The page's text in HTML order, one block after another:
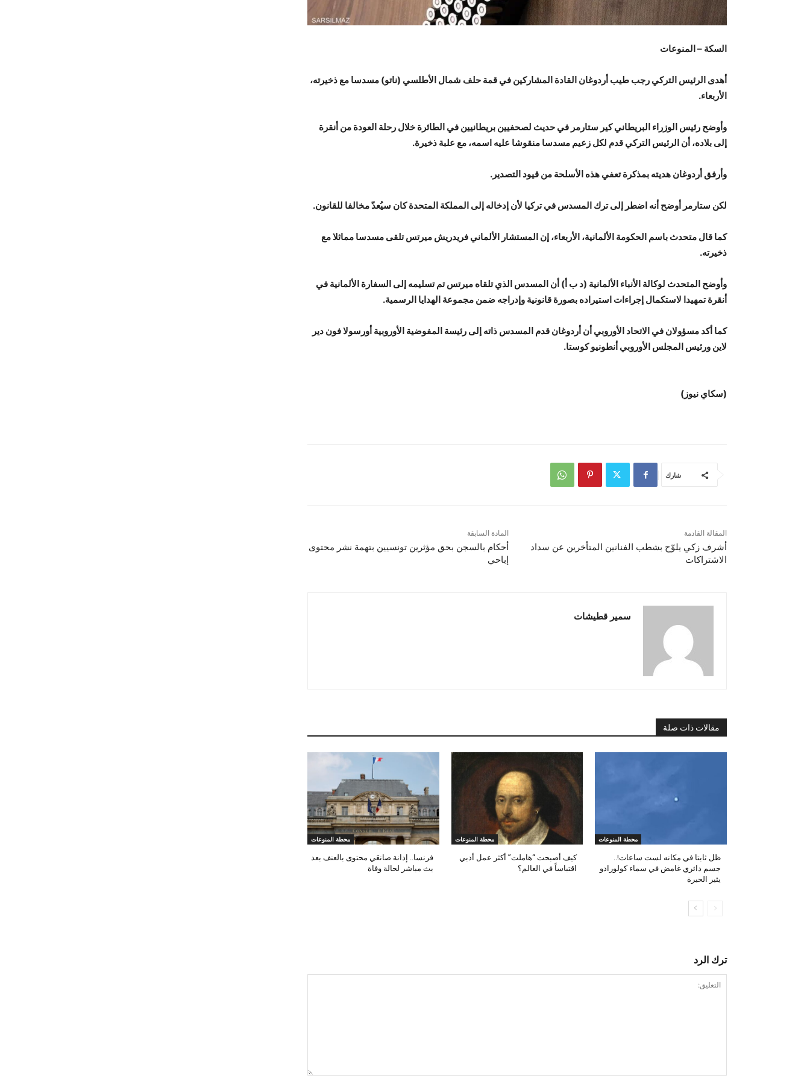
السكة – المنوعات
أهدى الرئيس التركي رجب طيب أردوغان القادة المشاركين في قمة حلف شمال الأطلسي (ناتو) مسدسا مع ذخيرته،
الأربعاء.
وأوضح رئيس الوزراء البريطاني كير ستارمر في حديث لصحفيين بريطانيين في الطائرة خلال رحلة العودة من أنقرة
إلى بلاده، أن الرئيس التركي قدم لكل زعيم مسدسا منقوشا عليه اسمه، مع علبة ذخيرة.
وأرفق أردوغان هديته بمذكرة تعفي هذه الأسلحة من قيود التصدير.
لكن ستارمر أوضح أنه اضطر إلى ترك المسدس في تركيا لأن إدخاله إلى المملكة المتحدة كان سيُعدّ مخالفا للقانون.
كما قال متحدث باسم الحكومة الألمانية، الأربعاء، إن المستشار الألماني فريدريش ميرتس تلقى مسدسا مماثلا مع
ذخيرته.
وأوضح المتحدث لوكالة الأنباء الألمانية (د ب أ) أن المسدس الذي تلقاه ميرتس تم تسليمه إلى السفارة الألمانية في
أنقرة تمهيدا لاستكمال إجراءات استيراده بصورة قانونية وإدراجه ضمن مجموعة الهدايا الرسمية.
كما أكد مسؤولان في الاتحاد الأوروبي أن أردوغان قدم المسدس ذاته إلى رئيسة المفوضية الأوروبية أورسولا فون دير
لاين ورئيس المجلس الأوروبي أنطونيو كوستا.
(سكاي نيوز)
شارك
المادة السابقة
أحكام بالسجن بحق مؤثرين تونسيين بتهمة نشر محتوى
إباحي
المقالة القادمة
أشرف زكي يلوّح بشطب الفنانين المتأخرين عن سداد
الاشتراكات
سمير قطيشات
مقالات ذات صلة
محطة المنوعات
ظل ثابتا في مكانه لست ساعات!..
جسم دائري غامض في سماء كولورادو
يثير الحيرة
محطة المنوعات
كيف أصبحت “هاملت” أكثر عمل أدبي
اقتباساً في العالم؟
محطة المنوعات
فرنسا.. إدانة صانعَي محتوى بالعنف بعد
بث مباشر لحالة وفاة
ترك الرد